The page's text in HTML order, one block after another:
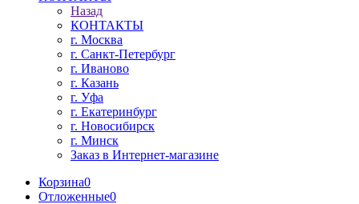
Назад
КОНТАКТЫ
г. Москва
г. Санкт-Петербург
г. Иваново
г. Казань
г. Уфа
г. Екатеринбург
г. Новосибирск
г. Минск
Заказ в Интернет-магазине
Корзина0
Отложенные0